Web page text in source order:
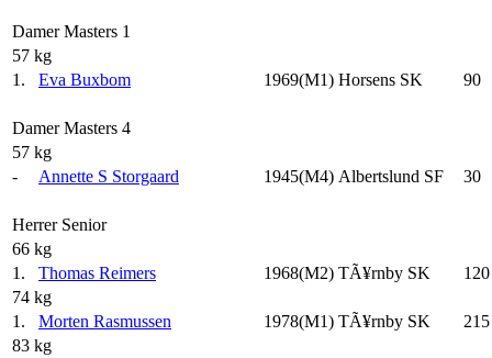
Damer Masters 1
57 kg
1.
Eva Buxbom 1969(M1) Horsens SK 90
Damer Masters 4
57 kg
-
Annette S Storgaard 1945(M4) Albertslund SF 30
Herrer Senior
66 kg
1.
Thomas Reimers 1968(M2) TÃ¥rnby SK
120
74 kg
1.
Morten Rasmussen 1978(M1) TÃ¥rnby SK
215
83 kg